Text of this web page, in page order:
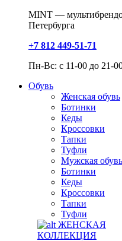
MINT —
Петербурга
+7 812 449-51-71
Пн-Вс: с 11-00 до 21-
Обувь
Женская обувь
Ботинки
Кеды
Кроссовки
Тапки
Туфли
Мужская обувь
Ботинки
Кеды
Кроссовки
Тапки
Туфли
ЖЕНСКАЯ
КОЛЛЕКЦИЯ